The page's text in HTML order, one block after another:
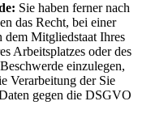
Sie haben ferner nach
das Recht, bei einer
dem Mitgliedstaat Ihres
Arbeitsplatzes oder des
einzulegen,
Verarbeitung der Sie
gegen die DSGVO